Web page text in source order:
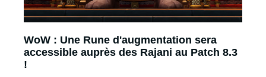
WoW : Une Rune d'augmentation sera
accessible auprès des Rajani au Patch 8.3
!